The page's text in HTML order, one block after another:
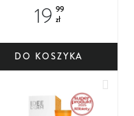
19 99
zł
DO KOSZYKA